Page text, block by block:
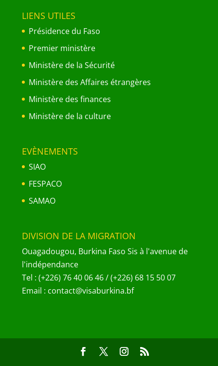
LIENS UTILES
Présidence du Faso
Premier ministère
Ministère de la Sécurité
Ministère des Affaires étrangères
Ministère des finances
Ministère de la culture
EVÈNEMENTS
SIAO
FESPACO
SAMAO
DIVISION DE LA MIGRATION
Ouagadougou, Burkina Faso Sis à l'avenue de
l'indépendance
Tel : (+226) 76 40 06 46 / (+226) 68 15 50 07
Email : contact@visaburkina.bf